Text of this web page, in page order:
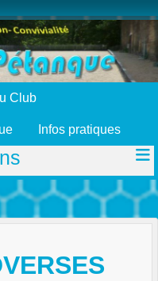
Club
Infos pratiques